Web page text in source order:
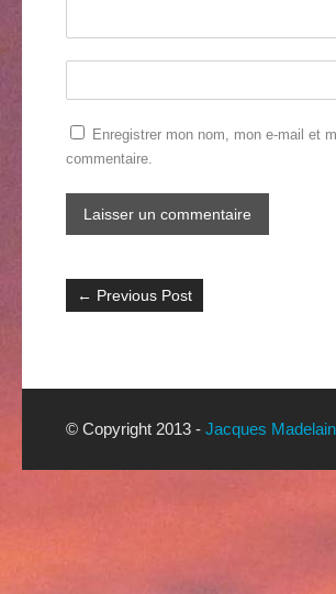
Enregistrer mon nom, mon e-mail et
commentaire.
← Previous Post
© Copyright 2013 - Jacques